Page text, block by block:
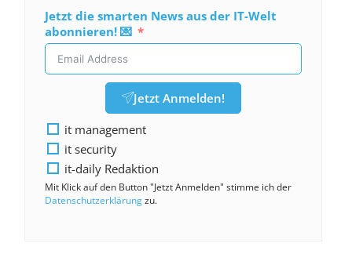
Jetzt die smarten News aus der IT-Welt
abonnieren! 💌
Jetzt Anmelden!
it management
it security
it-daily Redaktion
Mit Klick auf den Button "Jetzt Anmelden" stimme ich der
Datenschutzerklärungzu.